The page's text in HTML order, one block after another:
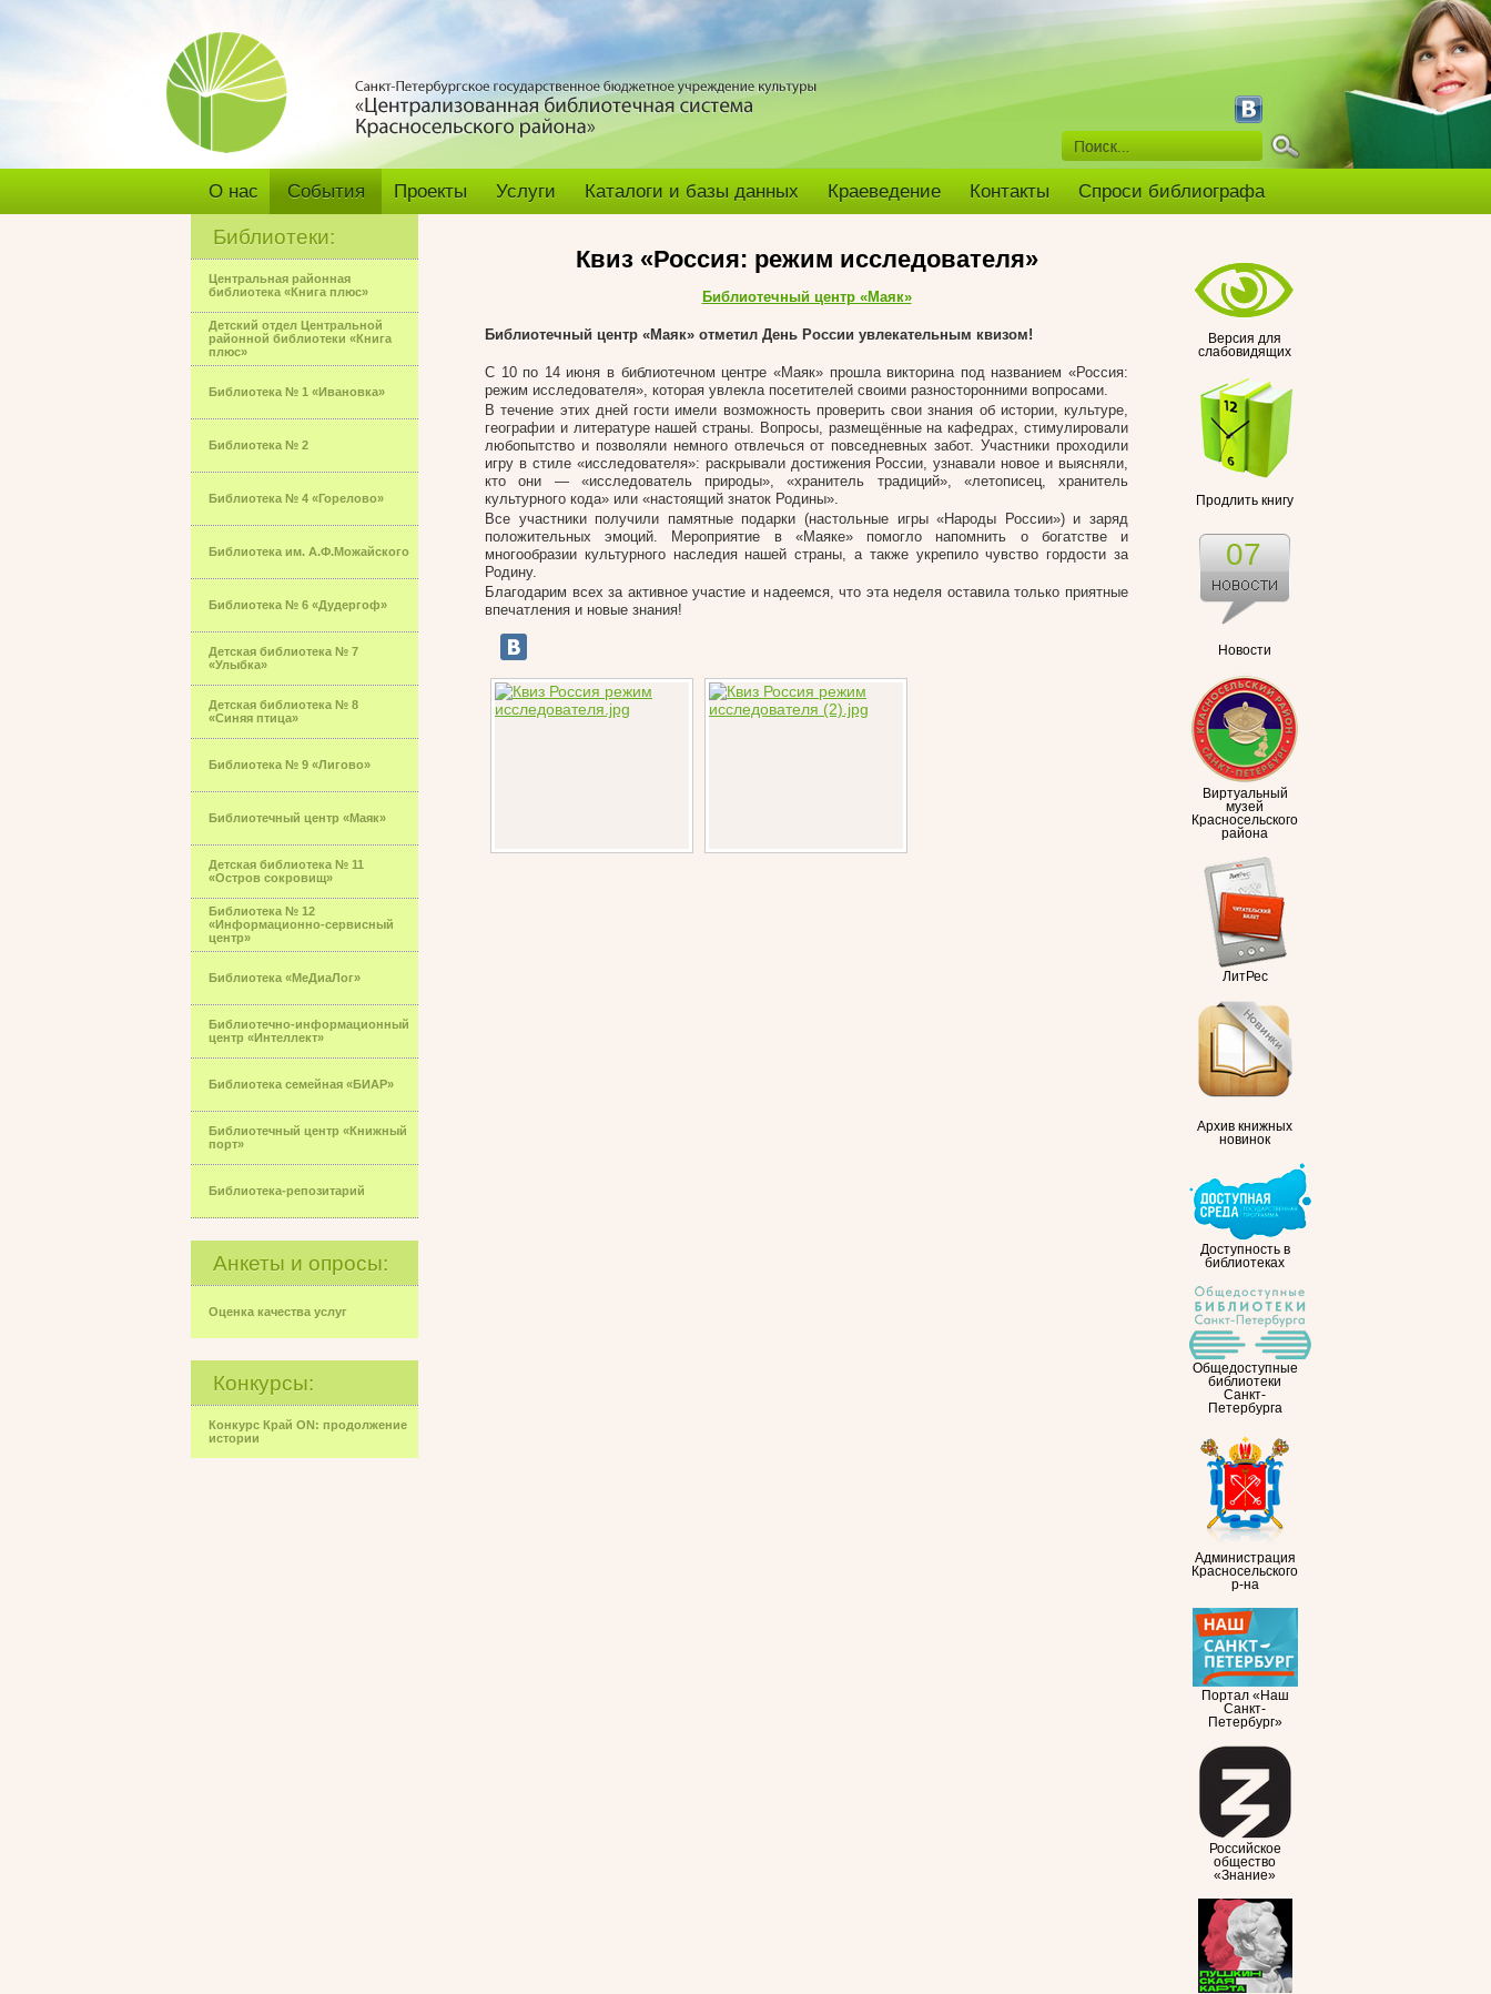
О нас События Проекты Услуги Каталоги и базы данных Краеведение Контакты Спроси библиографа
Библиотеки:
Центральная районная
библиотека «Книга плюс»
Детский отдел Центральной
районной библиотеки «Книга
плюс»
Библиотека № 1 «Ивановка»
Библиотека № 2
Библиотека № 4 «Горелово»
Библиотека им. А.Ф.Можайского
Библиотека № 6 «Дудергоф»
Детская библиотека № 7
«Улыбка»
Детская библиотека № 8
«Синяя птица»
Библиотека № 9 «Лигово»
Библиотечный центр «Маяк»
Детская библиотека № 11
«Остров сокровищ»
Библиотека № 12
«Информационно-сервисный
центр»
Библиотека «МеДиаЛог»
Библиотечно-информационный
центр «Интеллект»
Библиотека семейная «БИАР»
Библиотечный центр «Книжный
порт»
Библиотека-репозитарий
Анкеты и опросы:
Оценка качества услуг
Конкурсы:
Конкурс Край ON: продолжение
истории
Версия для
слабовидящих
Продлить книгу
Новости
07
Виртуальный
музей
Красносельского
района
ЛитРес
Архив книжных
новинок
Доступность в
библиотеках
Общедоступные
библиотеки
Санкт-
Петербурга
Администрация
Красносельского
р-на
Портал «Наш
Санкт-
Петербург»
Российское
общество
«Знание»
Квиз «Россия: режим исследователя»
Библиотечный центр «Маяк»
Библиотечный центр «Маяк» отметил День России увлекательным квизом!
С 10 по 14 июня в библиотечном центре «Маяк» прошла викторина под названием «Россия:
режим исследователя», которая увлекла посетителей своими разносторонними вопросами.
В течение этих дней гости имели возможность проверить свои знания об истории, культуре,
географии и литературе нашей страны. Вопросы, размещённые на кафедрах, стимулировали
любопытство и позволяли немного отвлечься от повседневных забот. Участники проходили
игру в стиле «исследователя»: раскрывали достижения России, узнавали новое и выясняли,
кто они — «исследователь природы», «хранитель традиций», «летописец, хранитель
культурного кода» или «настоящий знаток Родины».
Все участники получили памятные подарки (настольные игры «Народы России») и заряд
положительных эмоций. Мероприятие в «Маяке» помогло напомнить о богатстве и
многообразии культурного наследия нашей страны, а также укрепило чувство гордости за
Родину.
Благодарим всех за активное участие и надеемся, что эта неделя оставила только приятные
впечатления и новые знания!